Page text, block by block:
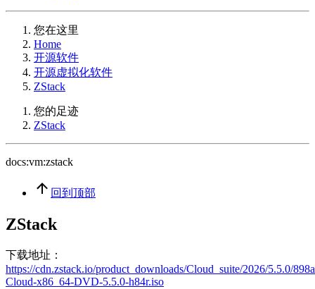
您在这里
Home
开源软件
开源虚拟化软件
ZStack
您的足迹
ZStack
docs:vm:zstack
回到顶部
ZStack
下载地址：
https://cdn.zstack.io/product_downloads/Cloud_suite/2026/5.5.0/
Cloud-x86_64-DVD-5.5.0-h84r.iso